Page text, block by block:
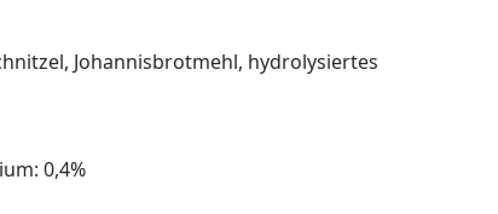
Johannisbrotmehl, hydrolysiertes
0,4%